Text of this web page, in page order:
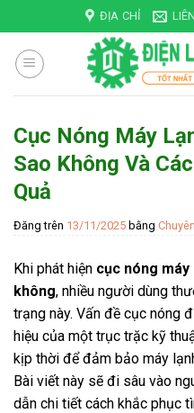
to
content
ĐỊA CHỈ
Cục Nóng Máy
Sao Không Và
Quả
Đăng trên 13/11/2025 bằng
Khi phát hiện cục nóng
không, nhiều người dùng
trạng này. Vấn đề cục nóng
hiệu của một trục trặc kỹ
kịp thời để đảm bảo máy
Bài viết này sẽ đi sâu vào
dẫn chi tiết cách khắc phục